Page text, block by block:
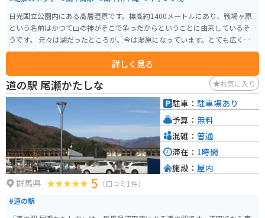
日光国立公園内にある高層湿原です。標高約1400メートルにあり、戦場ヶ原
という名前はかつて山の神がそこで争ったからということに由来しているそ
うです。 元々は湖だったところが、今は湿原になっています。とても広く、
周りを歩ける歩道もあるので、歩いて周りを1週することもできます。
詳しく見る
道の駅 尾瀬かたしな お気に入り
群馬県 5 （口コミ1件）
#道の駅
駐車： 駐車場あり
予算： 無料
混雑： 普通
滞在： 1時間
施設： 屋内